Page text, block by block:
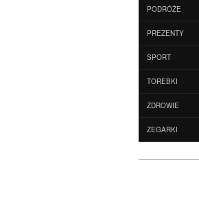
PODRÓŻE
PREZENTY
SPORT
TOREBKI
ZDROWIE
ZEGARKI